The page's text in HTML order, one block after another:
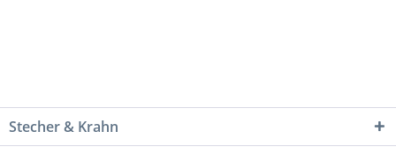
Stecher & Krahn